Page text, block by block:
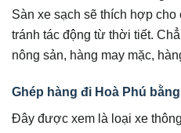
Sàn xe sạch sẽ thích hợp
tránh tác động từ thời tiết.
nông sản, hàng may mặc,
Ghép hàng đi Hoà Phú
Đây được xem là loại xe